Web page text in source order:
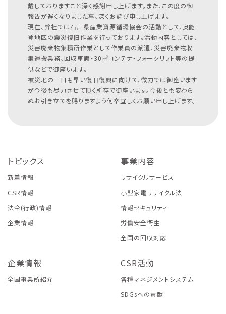
戴しておりますこと深く感謝申し上げます。また、この度の御
報告が遅くなりました事、深くお詫び申し上げます。
現在、弊社では石川県産業資源循環協会の活動として、奥能
登地区の震災復旧作業を行っております。活動内容としては、
災害廃棄物集積所作業として作業員の派遣、災害廃棄物収
集運搬業務、回収車両・30㎥コンテナ・フォークリフト等の提
供などで御座います。
被災地の一日も早い復旧復興に向けて、微力では御座います
が今後も尽力させて頂く所存で御座います。今後とも変わら
ぬお引き立てを賜りますよう何卒宜しくお願い申し上げます。
トピックス
新着情報
CSR情報
法令(行政)情報
企業情報
事業内容
リサイクルサービス
小型家電リサイクル法
情報セキュリティ
労働安全衛生
全国の回収対応
企業情報
全国事業所紹介
CSR活動
各種マネジメントシステム
SDGsへの貢献